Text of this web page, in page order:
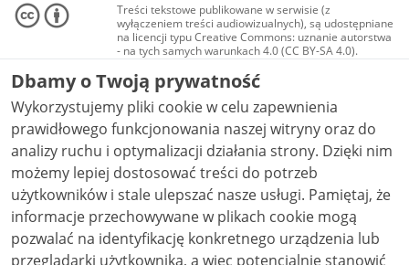
Treści tekstowe publikowane w serwisie (z
wyłączeniem treści audiowizualnych), są udostępniane
na licencji typu Creative Commons: uznanie autorstwa
- na tych samych warunkach 4.0 (CC BY-SA 4.0).
Materiały audiowizualne, w tym zdjęcia, materiały
audio i wideo, są udostępniane na licencji typu
Creative Commons: uznanie autorstwa użycie
niekomercyjne - bez utworów zależnych 4.0 (CC BY-
NC-ND 4.0), o ile nie jest to stwierdzone inaczej.
Dbamy o Twoją prywatność
Wykorzystujemy pliki cookie w celu zapewnienia
prawidłowego funkcjonowania naszej witryny oraz do
analizy ruchu i optymalizacji działania strony. Dzięki nim
możemy lepiej dostosować treści do potrzeb
użytkowników i stale ulepszać nasze usługi. Pamiętaj, że
informacje przechowywane w plikach cookie mogą
pozwalać na identyfikację konkretnego urządzenia lub
przeglądarki użytkownika, a więc potencjalnie stanowić